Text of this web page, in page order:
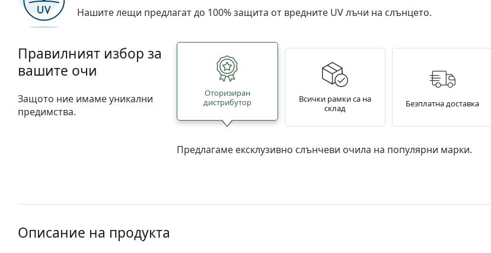
Нашите лещи предлагат до 100% защита от вредните UV лъчи на слънцето.
Правилният избор за
вашите очи
Защото ние имаме уникални
предимства.
Oторизиран
дистрибутор
Всички рамки са на
склад
Безплатна доставка
Предлагаме ексклузивно слънчеви очила на популярни марки.
Описание на продукта